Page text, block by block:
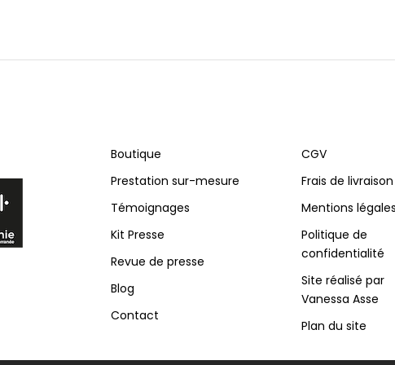
Boutique
Prestation sur-mesure
Témoignages
Kit Presse
Revue de presse
Blog
Contact
CGV
Frais de livraison
Mentions
Politique de
confidentialité
Site réalisé par
Vanessa Asse
Plan du site